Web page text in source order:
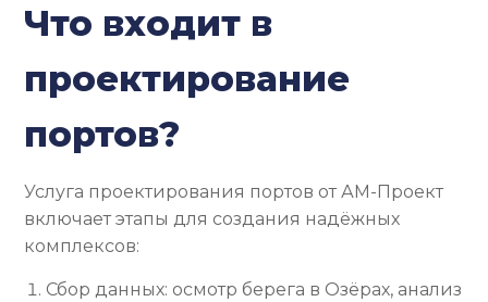
Что входит в
проектирование
портов?
Услуга проектирования портов от АМ-Проект
включает этапы для создания надёжных
комплексов:
Сбор данных: осмотр берега в Озёрах, анализ